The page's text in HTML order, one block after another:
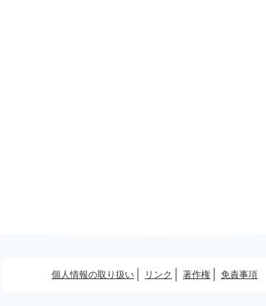
個人情報の取り扱い リンク 著作権 免責事項